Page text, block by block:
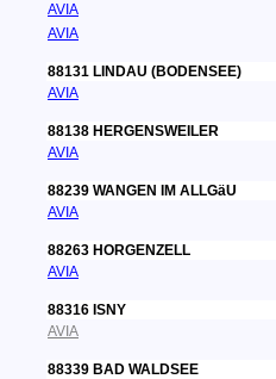
AVIA
AVIA
88131 LINDAU (BODENSEE)
AVIA
88138 HERGENSWEILER
AVIA
88239 WANGEN IM ALLGäU
AVIA
88263 HORGENZELL
AVIA
88316 ISNY
AVIA
88339 BAD WALDSEE